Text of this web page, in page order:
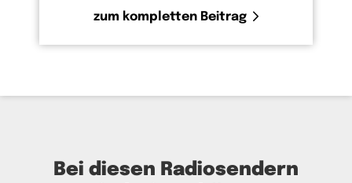
zum kompletten Beitrag
Bei diesen Radiosendern